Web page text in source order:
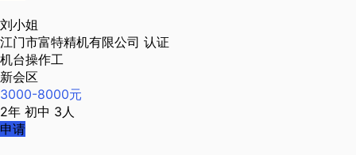
刘小姐
江门市富特精机有限公司 认证
机台操作工
新会区
3000-8000元
2年 初中 3人
申请